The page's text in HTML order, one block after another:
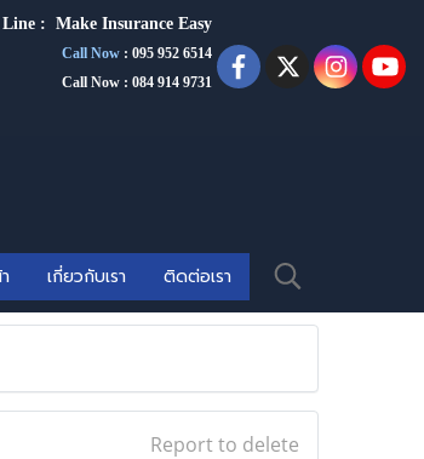
Line : Make Insurance Easy
Call Now : 095 952 6514
Call Now : 084 914 9731
เกี่ยวกับเรา ติดต่อเรา
Report to delete